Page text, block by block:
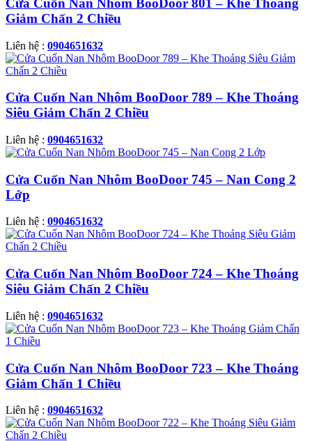
Cửa Cuốn Nan Nhôm BooDoor 801 – Khe Thoáng
Giảm Chấn 2 Chiều
Liên hệ : 0904651632
Cửa Cuốn Nan Nhôm BooDoor 789 – Khe Thoáng
Siêu Giảm Chấn 2 Chiều
Liên hệ : 0904651632
Cửa Cuốn Nan Nhôm BooDoor 745 – Nan Cong 2
Lớp
Liên hệ : 0904651632
Cửa Cuốn Nan Nhôm BooDoor 724 – Khe Thoáng
Siêu Giảm Chấn 2 Chiều
Liên hệ : 0904651632
Cửa Cuốn Nan Nhôm BooDoor 723 – Khe Thoáng
Giảm Chấn 1 Chiều
Liên hệ : 0904651632